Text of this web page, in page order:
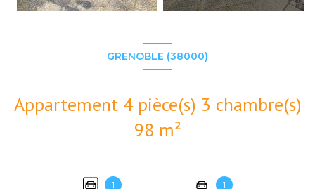
GRENOBLE (38000)
Appartement 4 pièce(s) 3 chambre(s)
98 m²
1 1